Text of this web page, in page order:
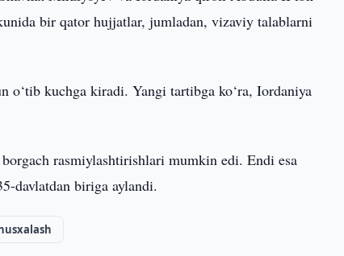
bir qator hujjatlar, jumladan, vizaviy talablarni
o‘tib kuchga kiradi. Yangi tartibga ko‘ra, Iordaniya
rasmiylashtirishlari mumkin edi. Endi esa
davlatdan biriga aylandi.